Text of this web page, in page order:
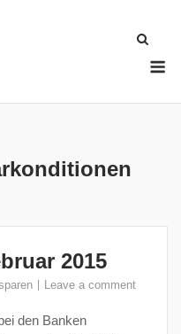
2015
Leave a comment
den Banken